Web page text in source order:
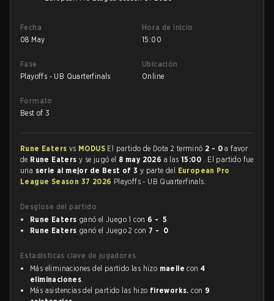
Fecha
08 May
Hora de inicio
15:00
Fase
Playoffs - UB Quarterfinals
Ubicación
Online
Formato
Best of 3
Rune Eaters vs MODUS El partido de Dota 2 terminó 2 - 0 a favor
de Rune Eatersy se jugó el 8 may 2026 a las15:00 . El partido fue
una serie al mejor de Best of 3 y parte del European Pro
League Season 37 2026 Playoffs - UB Quarterfinals.
Desglose del partido
Rune Eaters ganó el Juego 1 con 6 - 5
Rune Eaters ganó el Juego 2 con 7 - 0
Estadísticas clave de jugadores
Más eliminaciones del partido las hizo maelle con4
eliminaciones.
Más asistencias del partido las hizo fireworks. con 9